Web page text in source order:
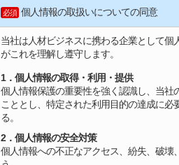
必須 個人情報の取扱いについての同意
当社は人材ビジネスに携わる企業として
がこれを理解し遵守します。
1．個人情報の取得・利用・提供
個人情報保護の重要性を強く認識し、当社
こととし、特定された利用目的の達成に必
る。
2．個人情報の安全対策
個人情報への不正なアクセス、紛失、破